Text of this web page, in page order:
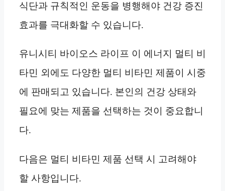
식단과 규칙적인 운동을 병행해야 건강 증진
효과를 극대화할 수 있습니다.
유니시티 바이오스 라이프 이 에너지 멀티 비
타민 외에도 다양한 멀티 비타민 제품이 시중
에 판매되고 있습니다. 본인의 건강 상태와
필요에 맞는 제품을 선택하는 것이 중요합니
다.
다음은 멀티 비타민 제품 선택 시 고려해야
할 사항입니다.